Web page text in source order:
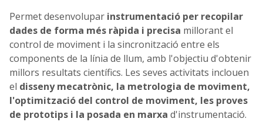
Permet desenvolupar instrumentació per recopilar
dades de forma més ràpida i precisa millorant el
control de moviment i la sincronització entre els
components de la línia de llum, amb l'objectiu d'obtenir
millors resultats científics. Les seves activitats inclouen
el disseny mecatrònic, la metrologia de moviment,
l'optimització del control de moviment, les proves
de prototips i la posada en marxa d'instrumentació.